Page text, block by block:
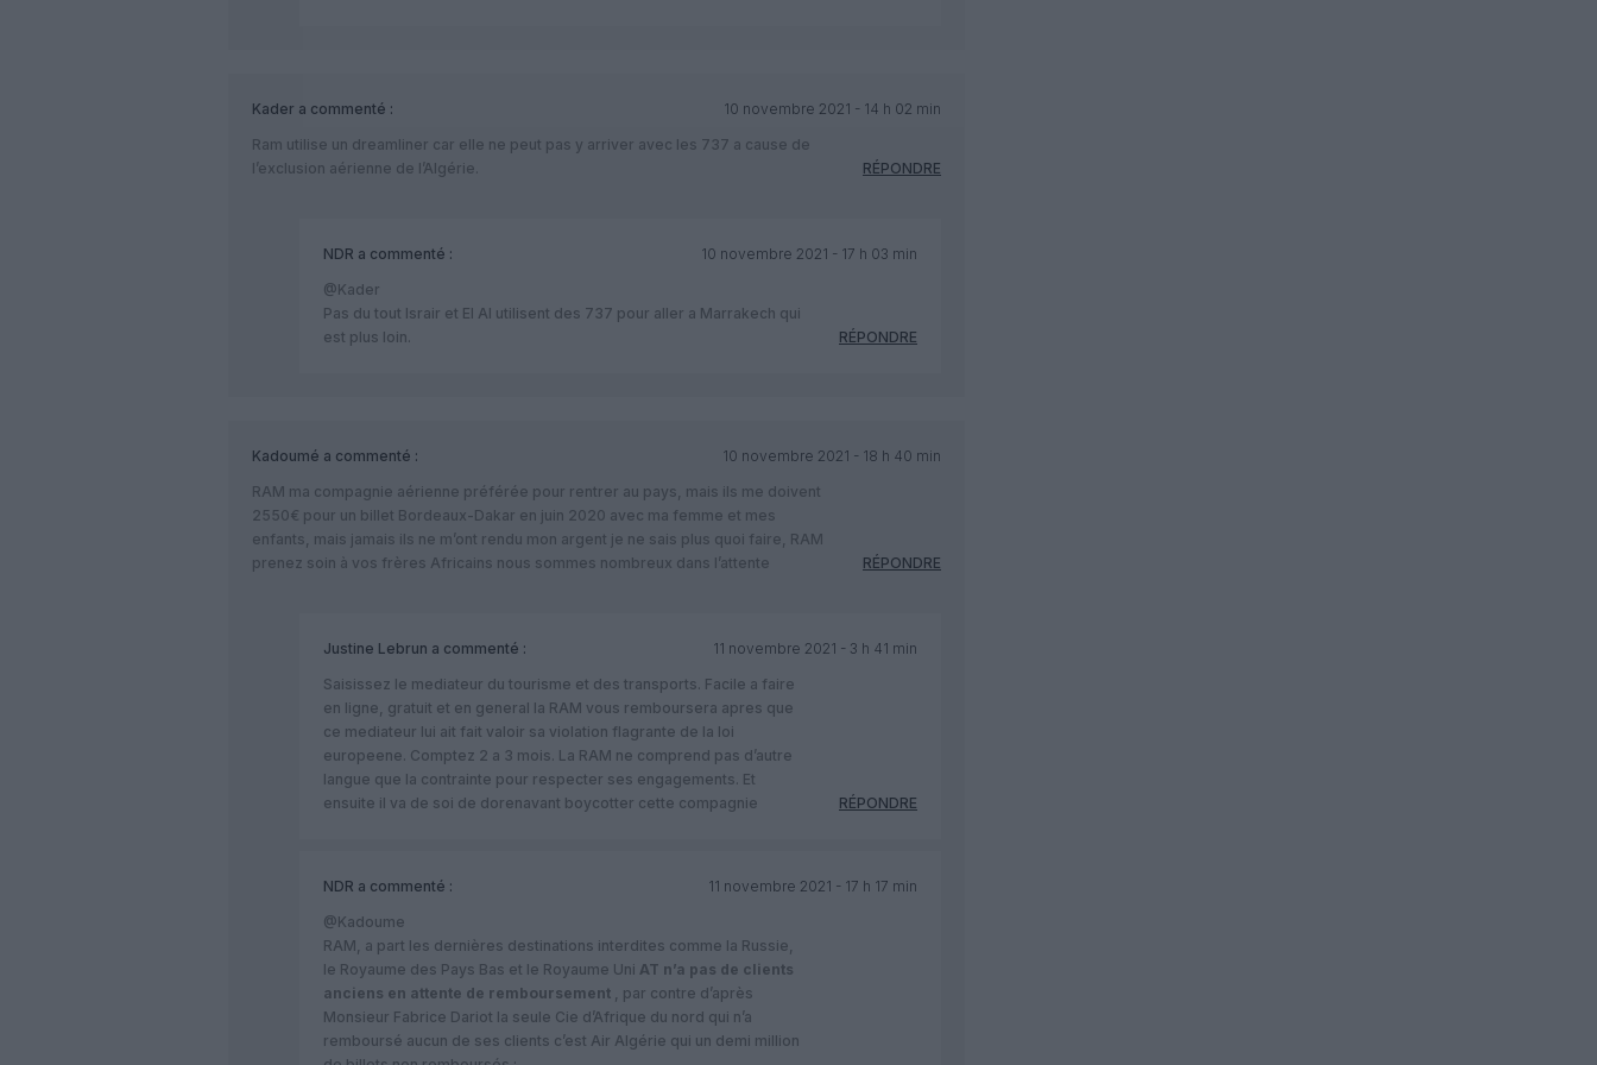
Kader a commenté :
10 novembre 2021 - 14 h 02 min
Ram utilise un dreamliner car elle ne peut pas y arriver avec les 737 a cause de
l’exclusion aérienne de l’Algérie.
RÉPONDRE
NDR a commenté :
10 novembre 2021 - 17 h 03 min
@Kader
Pas du tout Israir et El Al utilisent des 737 pour aller a Marrakech qui
est plus loin.
RÉPONDRE
Kadoumé a commenté :
10 novembre 2021 - 18 h 40 min
RAM ma compagnie aérienne préférée pour rentrer au pays, mais ils me doivent
2550€ pour un billet Bordeaux-Dakar en juin 2020 avec ma femme et mes
enfants, mais jamais ils ne m’ont rendu mon argent je ne sais plus quoi faire, RAM
prenez soin à vos frères Africains nous sommes nombreux dans l’attente
RÉPONDRE
Justine Lebrun a commenté :
11 novembre 2021 - 3 h 41 min
Saisissez le mediateur du tourisme et des transports. Facile a faire
en ligne, gratuit et en general la RAM vous remboursera apres que
ce mediateur lui ait fait valoir sa violation flagrante de la loi
europeene. Comptez 2 a 3 mois. La RAM ne comprend pas d’autre
langue que la contrainte pour respecter ses engagements. Et
ensuite il va de soi de dorenavant boycotter cette compagnie
RÉPONDRE
NDR a commenté :
11 novembre 2021 - 17 h 17 min
@Kadoume
RAM, a part les dernières destinations interdites comme la Russie,
le Royaume des Pays Bas et le Royaume Uni AT n’a pas de clients
anciens en attente de remboursement , par contre d’après
Monsieur Fabrice Dariot la seule Cie d’Afrique du nord qui n’a
remboursé aucun de ses clients c’est Air Algérie qui un demi million